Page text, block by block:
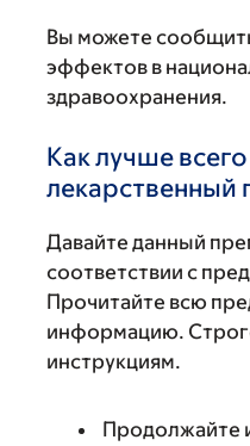
Вы можете
эффектов в
здравоохранения.
Как лучше всего
лекарственный
Давайте данный
соответствии с
Прочитайте всю
информацию.
инструкциям.
Продолжайте